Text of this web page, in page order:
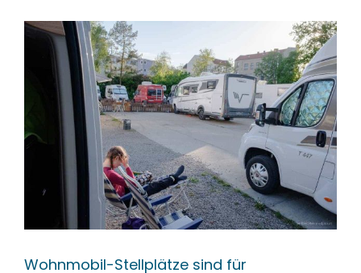
Wohnmobil-Stellplätze sind für